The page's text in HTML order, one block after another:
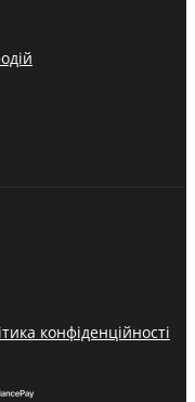
конфіденційності